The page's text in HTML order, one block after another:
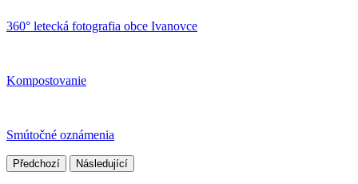
360° letecká fotografia obce Ivanovce
Kompostovanie
Smútočné oznámenia
Předchozí Následující